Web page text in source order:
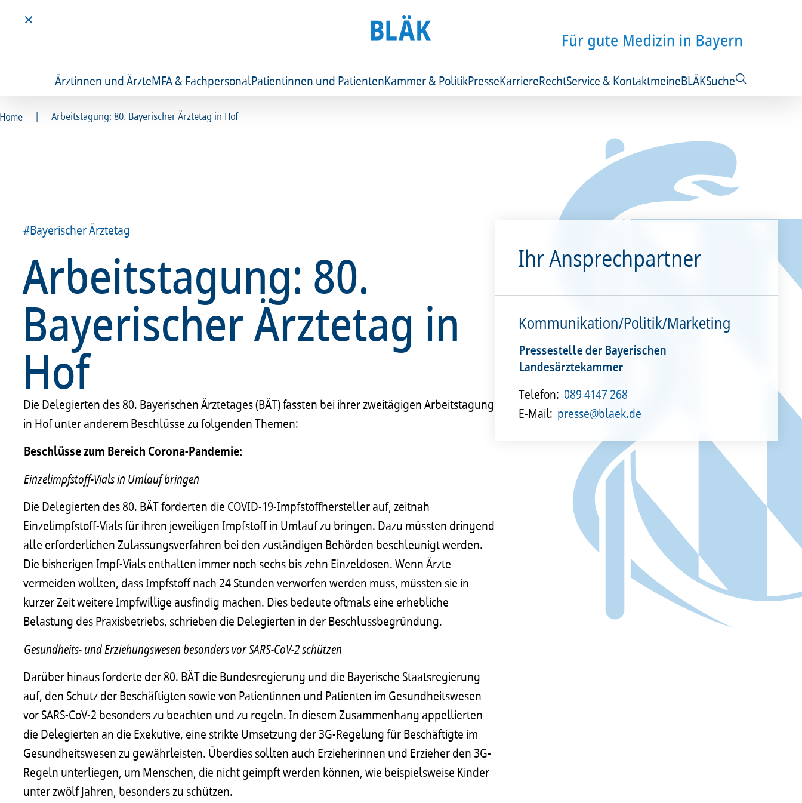
Ärztinnen und ÄrzteMFA & FachpersonalPatientinnen und PatientenKammer & PolitikPresseKarriereRechtService & KontaktmeineBLÄKSuche
Home | Arbeitstagung: 80. Bayerischer Ärztetag in Hof
#Bayerischer Ärztetag
Arbeitstagung: 80.
Bayerischer Ärztetag in
Hof
Die Delegierten des 80. Bayerischen Ärztetages (BÄT) fassten bei ihrer zweitägigen Arbeitstagung
in Hof unter anderem Beschlüsse zu folgenden Themen:
Beschlüsse zum Bereich Corona-Pandemie:
Einzelimpfstoff-Vials in Umlauf bringen
Die Delegierten des 80. BÄT forderten die COVID-19-Impfstoffhersteller auf, zeitnah
Einzelimpfstoff-Vials für ihren jeweiligen Impfstoff in Umlauf zu bringen. Dazu müssten dringend
alle erforderlichen Zulassungsverfahren bei den zuständigen Behörden beschleunigt werden.
Die bisherigen Impf-Vials enthalten immer noch sechs bis zehn Einzeldosen. Wenn Ärzte
vermeiden wollten, dass Impfstoff nach 24 Stunden verworfen werden muss, müssten sie in
kurzer Zeit weitere Impfwillige ausfindig machen. Dies bedeute oftmals eine erhebliche
Belastung des Praxisbetriebs, schrieben die Delegierten in der Beschlussbegründung.
Gesundheits- und Erziehungswesen besonders vor SARS-CoV-2 schützen
Darüber hinaus forderte der 80. BÄT die Bundesregierung und die Bayerische Staatsregierung
auf, den Schutz der Beschäftigten sowie von Patientinnen und Patienten im Gesundheitswesen
vor SARS-CoV-2 besonders zu beachten und zu regeln. In diesem Zusammenhang appellierten
die Delegierten an die Exekutive, eine strikte Umsetzung der 3G-Regelung für Beschäftigte im
Gesundheitswesen zu gewährleisten. Überdies sollten auch Erzieherinnen und Erzieher den 3G-
Regeln unterliegen, um Menschen, die nicht geimpft werden können, wie beispielsweise Kinder
unter zwölf Jahren, besonders zu schützen.
Ihr Ansprechpartner
Kommunikation/Politik/Marketing
Pressestelle der Bayerischen
Landesärztekammer
Telefon: 089 4147 268
E-Mail: presse@blaek.de